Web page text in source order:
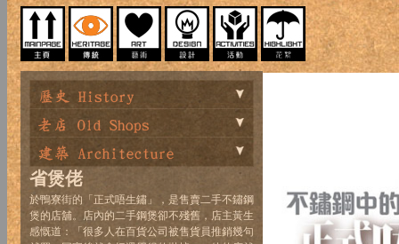
省煲佬
於鴨寮街的「正式唔生鏽」，是售賣二手不鏽鋼
煲的店舖。店內的二手鋼煲卻不殘舊，店主黃生
感慨道：「很多人在百貨公司被售貨員推銷幾句